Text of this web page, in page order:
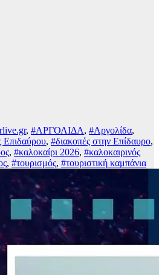
, #ΑΡΓΟΛΙΔΑ, #Αργολίδα,
Επιδαύρου, #διακοπές στην Επίδαυρο,
, #καλοκαίρι 2026, #καλοκαιρινός
, #τουρισμός, #τουριστική καμπάνια